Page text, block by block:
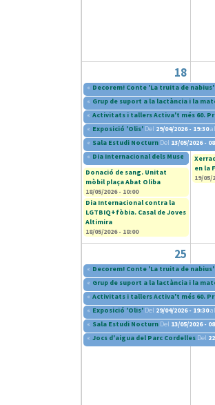
18
« Decorem! Conte 'La truita de nabius'
« Grup de suport a la lactància i la
« Activitats i tallers Activa't més 60.
« Exposició 'Olis' Del 29/04/2026 - 19:30al
« Sala Estudi Nocturn Del 13/05/2026 -
« Dia Internacional dels Museus 2026
en la
19/05/
Donació de sang. Unitat
mòbil plaça Abat Oliba
18/05/2026 - 10:00
Dia Internacional contra la
LGTBIQ+fòbia. Casal de Joves
Altimira
18/05/2026 - 18:00
25
« Decorem! Conte 'La truita de nabius'
« Grup de suport a la lactància i la
« Activitats i tallers Activa't més 60.
« Exposició 'Olis' Del 29/04/2026 - 19:30al
« Sala Estudi Nocturn Del 13/05/2026 -
« Jocs d'aigua del Parc Cordelles Del